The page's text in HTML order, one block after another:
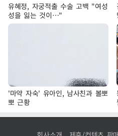
유혜정, 자궁적출 수술 고백 "여성
성을 잃는 것이…"
'마약 자숙' 유아인, 남사친과 볼뽀
뽀 근황